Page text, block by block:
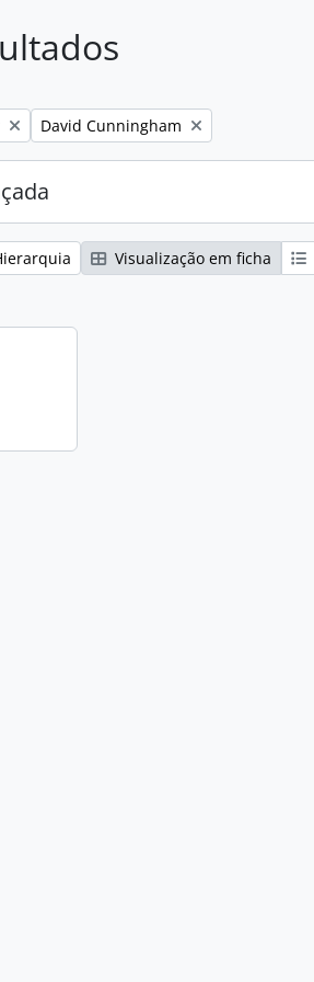
Remove filter:
David Cunningham
Visualização em ficha